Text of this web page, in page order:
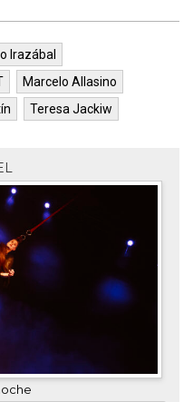
Irazábal
Marcelo Allasino
Teresa Jackiw